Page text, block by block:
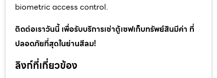
biometric access control.
ติดต่อเราวันนี้ เพื่อรับบริการเช่าตู้เซฟเก็บทรัพย์สินมีค่า ที่
ปลอดภัยที่สุดในย่านสีลม!
ลิงก์ที่เกี่ยวข้อง